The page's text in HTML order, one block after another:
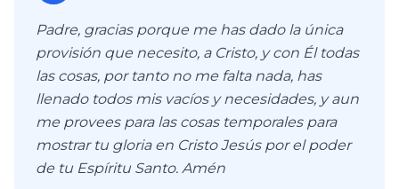
Padre, gracias porque me has dado la única
provisión que necesito, a Cristo, y con Él todas
las cosas, por tanto no me falta nada, has
llenado todos mis vacíos y necesidades, y aun
me provees para las cosas temporales para
mostrar tu gloria en Cristo Jesús por el poder
de tu Espíritu Santo. Amén